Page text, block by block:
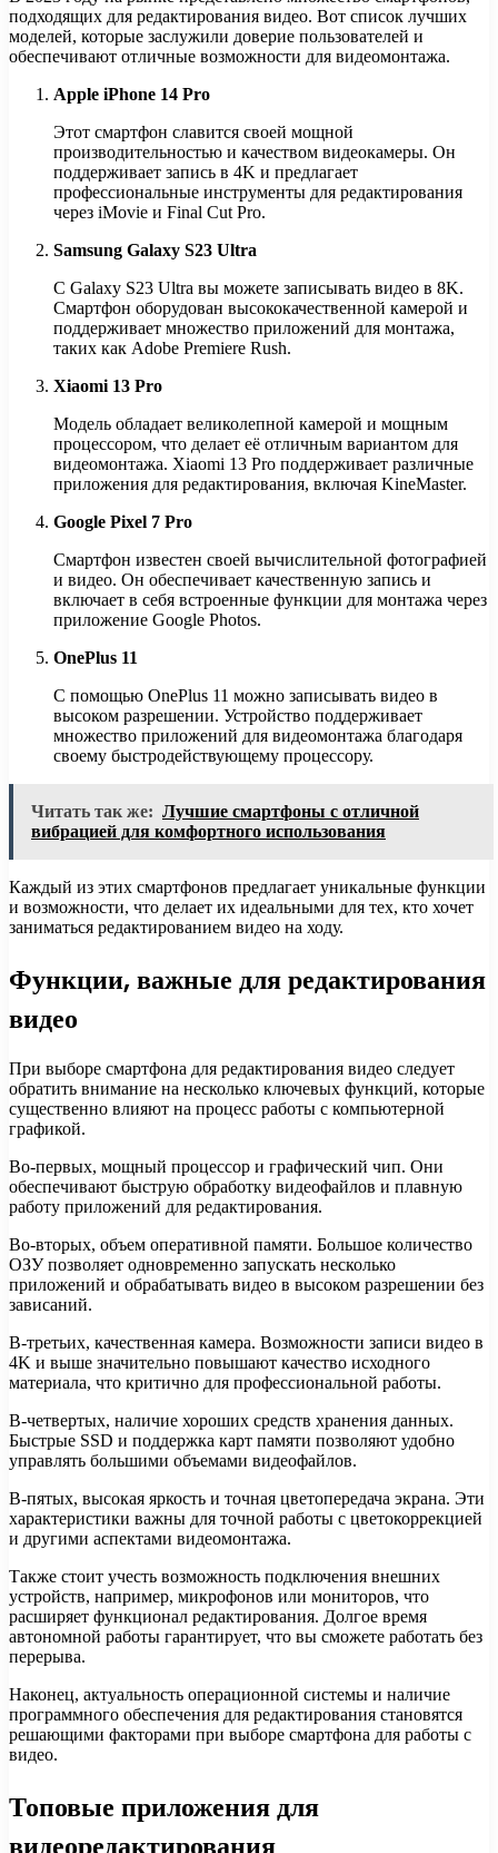
подходящих для редактирования видео. Вот список лучших
моделей, которые заслужили доверие пользователей и
обеспечивают отличные возможности для видеомонтажа.
Apple iPhone 14 Pro
Этот смартфон славится своей мощной
производительностью и качеством видеокамеры. Он
поддерживает запись в 4K и предлагает
профессиональные инструменты для редактирования
через iMovie и Final Cut Pro.
Samsung Galaxy S23 Ultra
С Galaxy S23 Ultra вы можете записывать видео в 8K.
Смартфон оборудован высококачественной камерой и
поддерживает множество приложений для монтажа,
таких как Adobe Premiere Rush.
Xiaomi 13 Pro
Модель обладает великолепной камерой и мощным
процессором, что делает её отличным вариантом для
видеомонтажа. Xiaomi 13 Pro поддерживает различные
приложения для редактирования, включая KineMaster.
Google Pixel 7 Pro
Смартфон известен своей вычислительной фотографией
и видео. Он обеспечивает качественную запись и
включает в себя встроенные функции для монтажа через
приложение Google Photos.
OnePlus 11
С помощью OnePlus 11 можно записывать видео в
высоком разрешении. Устройство поддерживает
множество приложений для видеомонтажа благодаря
своему быстродействующему процессору.
Читать так же: Лучшие смартфоны с отличной
вибрацией для комфортного использования
Каждый из этих смартфонов предлагает уникальные функции
и возможности, что делает их идеальными для тех, кто хочет
заниматься редактированием видео на ходу.
Функции, важные для редактирования
видео
При выборе смартфона для редактирования видео следует
обратить внимание на несколько ключевых функций, которые
существенно влияют на процесс работы с компьютерной
графикой.
Во-первых, мощный процессор и графический чип. Они
обеспечивают быструю обработку видеофайлов и плавную
работу приложений для редактирования.
Во-вторых, объем оперативной памяти. Большое количество
ОЗУ позволяет одновременно запускать несколько
приложений и обрабатывать видео в высоком разрешении без
зависаний.
В-третьих, качественная камера. Возможности записи видео в
4K и выше значительно повышают качество исходного
материала, что критично для профессиональной работы.
В-четвертых, наличие хороших средств хранения данных.
Быстрые SSD и поддержка карт памяти позволяют удобно
управлять большими объемами видеофайлов.
В-пятых, высокая яркость и точная цветопередача экрана. Эти
характеристики важны для точной работы с цветокоррекцией
и другими аспектами видеомонтажа.
Также стоит учесть возможность подключения внешних
устройств, например, микрофонов или мониторов, что
расширяет функционал редактирования. Долгое время
автономной работы гарантирует, что вы сможете работать без
перерыва.
Наконец, актуальность операционной системы и наличие
программного обеспечения для редактирования становятся
решающими факторами при выборе смартфона для работы с
видео.
Топовые приложения для